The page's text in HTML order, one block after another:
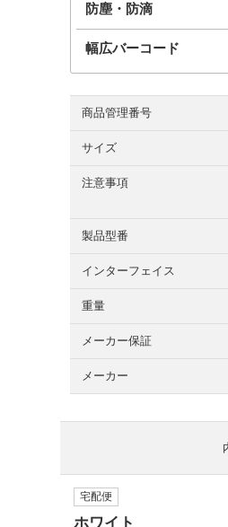
防塵・防滴
幅広バーコード
商品管理番号
サイズ
注意事項
製品型番
インターフェイス
重量
メーカー保証
メーカー
宅配便
ホワイト